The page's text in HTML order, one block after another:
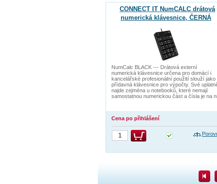
CONNECT IT NumCALC drátová
numerická klávesnice, ČERNÁ
NumCalc BLACK --- Drátová externí
numerická klávesnice určena pro domácí i
kancelářské profesionální použití slouží jako
přídavná klávesnice pro výpočty. Své
najde zejména u notebooků, které nemají
samostatnou numerickou část a čísla je na
Cena po přihlášení